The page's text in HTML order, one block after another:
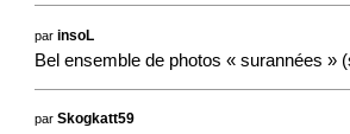
parinsoL
Bel ensemble de photos « surannées
parSkogkatt59